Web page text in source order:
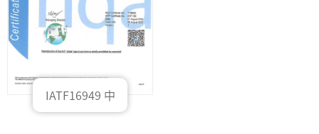
IATF16949 中